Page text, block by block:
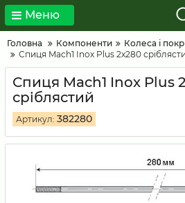
Меню
Головна Компоненти Колеса і
Спиця Mach1 Inox Plus 2x280
Спиця Mach1 Inox Plus
сріблястий
Артикул: 382280